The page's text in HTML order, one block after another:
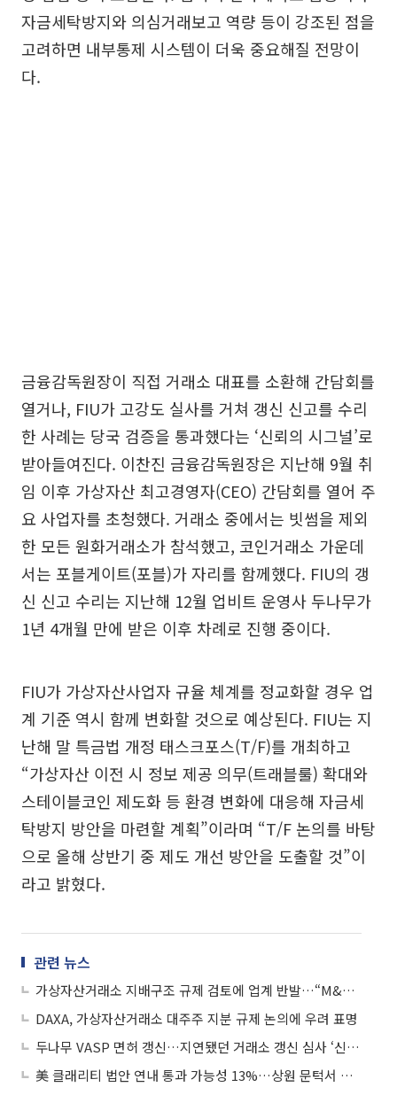
자금세탁방지와 의심거래보고 역량 등이 강조된 점을
고려하면 내부통제 시스템이 더욱 중요해질 전망이
다.
금융감독원장이 직접 거래소 대표를 소환해 간담회를
열거나, FIU가 고강도 실사를 거쳐 갱신 신고를 수리
한 사례는 당국 검증을 통과했다는 ‘신뢰의 시그널’로
받아들여진다. 이찬진 금융감독원장은 지난해 9월 취
임 이후 가상자산 최고경영자(CEO) 간담회를 열어 주
요 사업자를 초청했다. 거래소 중에서는 빗썸을 제외
한 모든 원화거래소가 참석했고, 코인거래소 가운데
서는 포블게이트(포블)가 자리를 함께했다. FIU의 갱
신 신고 수리는 지난해 12월 업비트 운영사 두나무가
1년 4개월 만에 받은 이후 차례로 진행 중이다.
FIU가 가상자산사업자 규율 체계를 정교화할 경우 업
계 기준 역시 함께 변화할 것으로 예상된다. FIU는 지
난해 말 특금법 개정 태스크포스(T/F)를 개최하고
“가상자산 이전 시 정보 제공 의무(트래블룰) 확대와
스테이블코인 제도화 등 환경 변화에 대응해 자금세
탁방지 방안을 마련할 계획”이라며 “T/F 논의를 바탕
으로 올해 상반기 중 제도 개선 방안을 도출할 것”이
라고 밝혔다.
관련 뉴스
가상자산거래소 지배구조 규제 검토에 업계 반발…“M&A·산업 성장 위축”
DAXA, 가상자산거래소 대주주 지분 규제 논의에 우려 표명
두나무 VASP 면허 갱신…지연됐던 거래소 갱신 심사 ‘신호탄’
美 클래리티 법안 연내 통과 가능성 13%…상원 문턱서 제동